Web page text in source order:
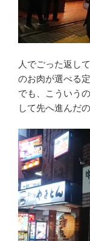
人でごった返し
のお肉が選べる
でも、こういう
して先へ進んだ